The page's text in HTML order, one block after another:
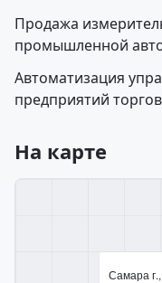
Продажа
промышленной
Автоматизация
предприятий
На карте
Самара